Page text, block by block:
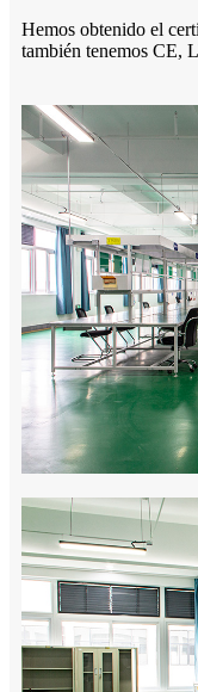
Hemos obtenido el
también tenemos CE,